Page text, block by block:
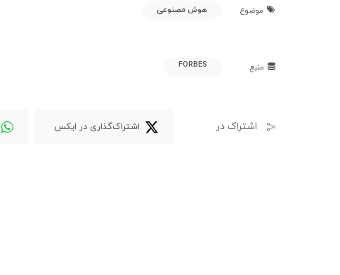
موضوع هوش مصنوعی
منبع FORBES
اشتراک در اشتراک‌گذاری در ایکس